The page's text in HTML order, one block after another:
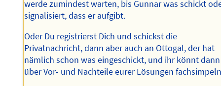
werde zumindest warten, bis Gunnar was schickt
signalisiert, dass er aufgibt.
Oder Du registrierst Dich und schickst die
Privatnachricht, dann aber auch an Ottogal, der hat
nämlich schon was eingeschickt, und ihr könnt dann
über Vor- und Nachteile eurer Lösungen